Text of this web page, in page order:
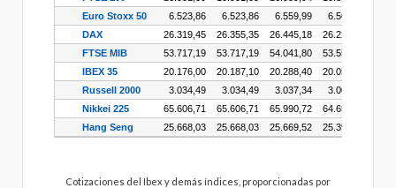
Cotizaciones del Ibex y demás índices, proporcionadas por